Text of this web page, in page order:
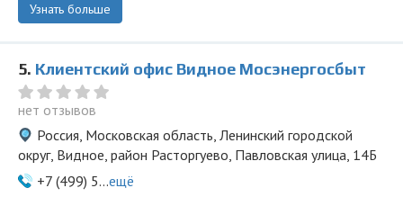
Узнать больше
5. Клиентский офис Видное Мосэнергосбыт
нет отзывов
Россия, Московская область, Ленинский городской
округ, Видное, район Расторгуево, Павловская улица, 14Б
+7 (499) 5...ещё